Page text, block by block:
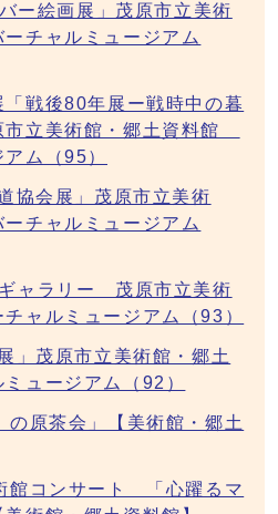
ー絵画展」茂原市立美術
チャルミュージアム
戦後80年展ー戦時中の暮
市立美術館・郷土資料館
ム（95）
協会展」茂原市立美術
チャルミュージアム
ャラリー 茂原市立美術
ャルミュージアム（93）
」茂原市立美術館・郷土
ュージアム（92）
原茶会」【美術館・郷土
コンサート 「心躍るマ